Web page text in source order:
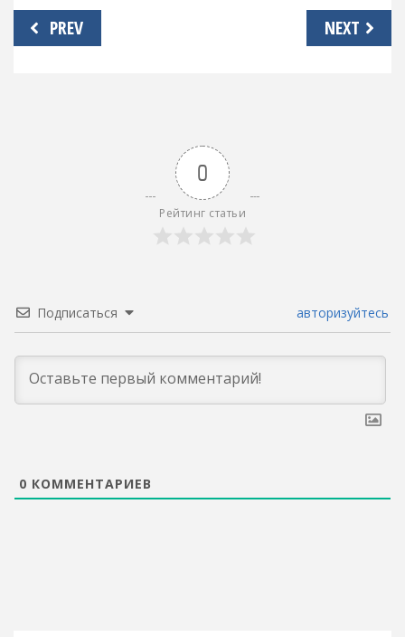
Навигация
по
PREV NEXT
0
Рейтинг статьи
Подписаться авторизуйтесь
0 КОММЕНТАРИЕВ